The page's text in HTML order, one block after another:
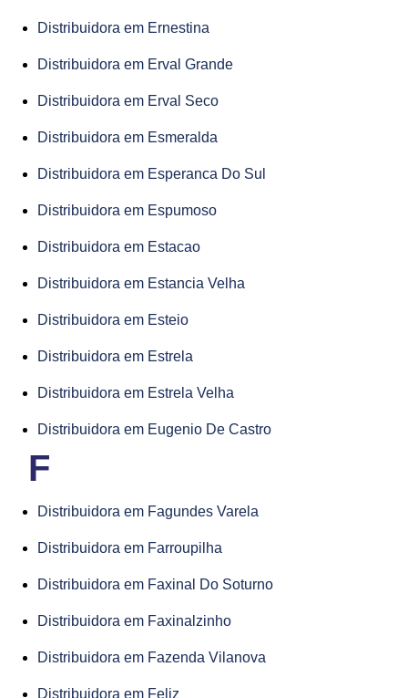
Distribuidora em Ernestina
Distribuidora em Erval Grande
Distribuidora em Erval Seco
Distribuidora em Esmeralda
Distribuidora em Esperanca Do Sul
Distribuidora em Espumoso
Distribuidora em Estacao
Distribuidora em Estancia Velha
Distribuidora em Esteio
Distribuidora em Estrela
Distribuidora em Estrela Velha
Distribuidora em Eugenio De Castro
F
Distribuidora em Fagundes Varela
Distribuidora em Farroupilha
Distribuidora em Faxinal Do Soturno
Distribuidora em Faxinalzinho
Distribuidora em Fazenda Vilanova
Distribuidora em Feliz